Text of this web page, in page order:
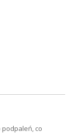
podpaleń, co